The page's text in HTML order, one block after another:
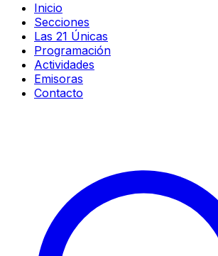
Inicio
Secciones
Las 21 Únicas
Programación
Actividades
Emisoras
Contacto